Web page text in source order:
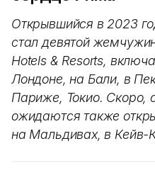
Открывшийся в 2023
стал девятой
Hotels & Resorts,
Лондоне, на Бали, в
Париже, Токио. Скоро,
ожидаются также
на Мальдивах, в Кейв-